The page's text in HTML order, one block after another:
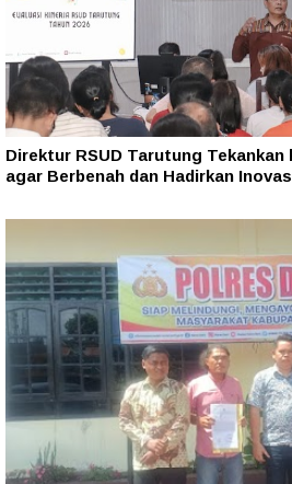
Direktur RSUD Tarutung Tekankan
agar Berbenah dan Hadirkan